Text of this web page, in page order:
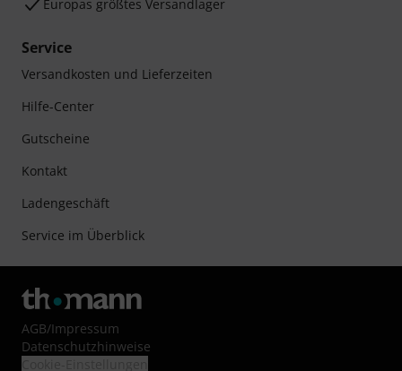
Europas größtes Versandlager
Service
Versandkosten und Lieferzeiten
Hilfe-Center
Gutscheine
Kontakt
Ladengeschäft
Service im Überblick
AGB/Impressum
Datenschutzhinweise